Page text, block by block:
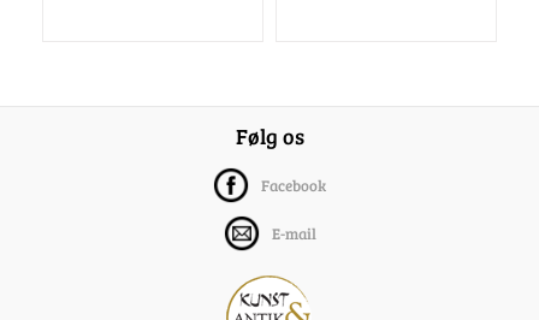
Følg os
Facebook
E-mail